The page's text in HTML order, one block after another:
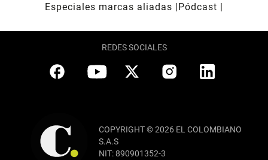
Especiales marcas aliadas
Pódcast
REDES SOCIALES
COPYRIGHT © 2026 EL COLOMBIANO
S.A.S
NIT: 890901352-3